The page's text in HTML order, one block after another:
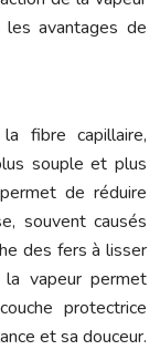
avantages de
fibre capillaire,
souple et plus
de réduire
souvent causés
des fers à lisser
la vapeur permet
protectrice
et sa douceur.